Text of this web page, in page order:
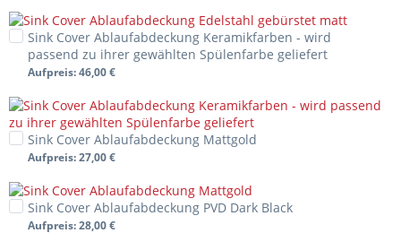
Sink Cover Ablaufabdeckung Keramikfarben - wird
passend zu ihrer gewählten Spülenfarbe geliefert
Aufpreis: 46,00 €
Sink Cover Ablaufabdeckung Mattgold
Aufpreis: 27,00 €
Sink Cover Ablaufabdeckung PVD Dark Black
Aufpreis: 28,00 €